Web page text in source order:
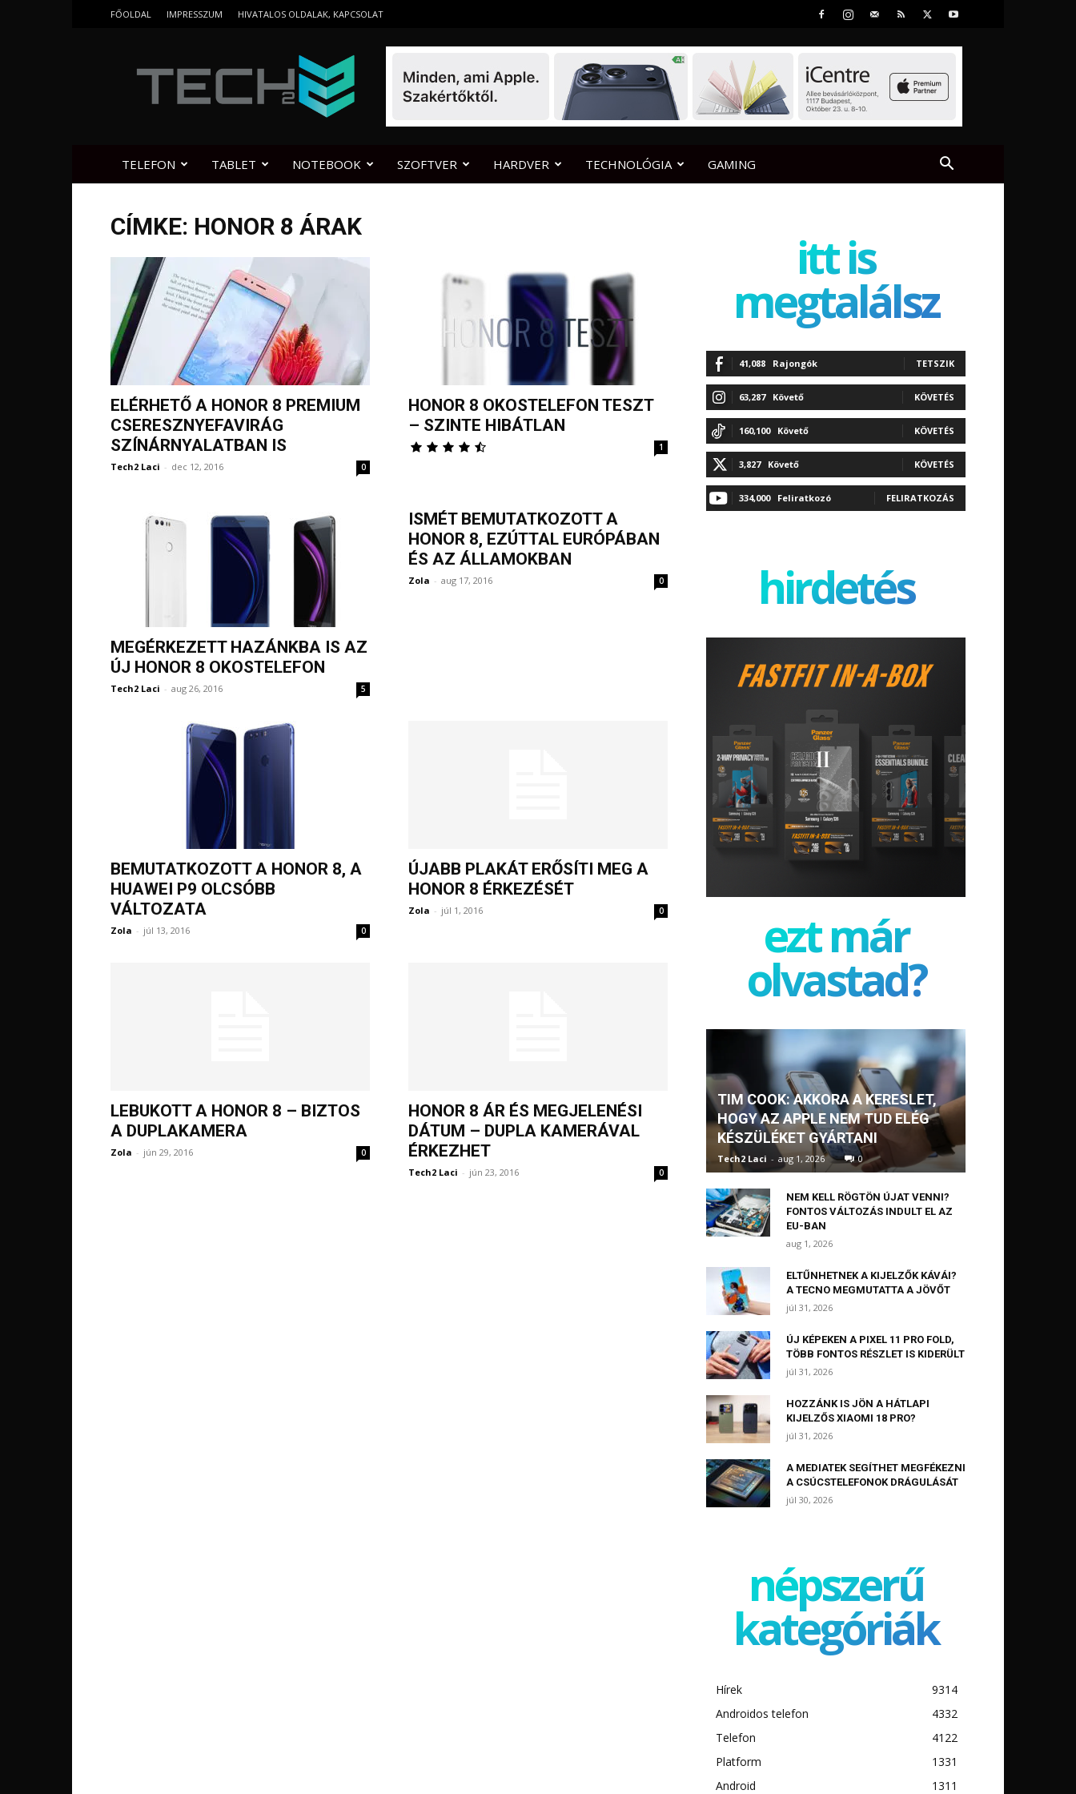
FŐOLDAL IMPRESSZUM HIVATALOS OLDALAK, KAPCSOLAT
TELEFON TABLET NOTEBOOK SZOFTVER HARDVER TECHNOLÓGIA GAMING
CÍMKE: HONOR 8 ÁRAK
ELÉRHETŐ A HONOR 8 PREMIUM
CSERESZNYEFAVIRÁG
SZÍNÁRNYALATBAN IS
Tech2 Laci - dec 12, 2016 0
HONOR 8 OKOSTELEFON TESZT
– SZINTE HIBÁTLAN
1
MEGÉRKEZETT HAZÁNKBA IS AZ
ÚJ HONOR 8 OKOSTELEFON
Tech2 Laci - aug 26, 2016 5
ISMÉT BEMUTATKOZOTT A
HONOR 8, EZÚTTAL EURÓPÁBAN
ÉS AZ ÁLLAMOKBAN
Zola - aug 17, 2016 0
BEMUTATKOZOTT A HONOR 8, A
HUAWEI P9 OLCSÓBB
VÁLTOZATA
Zola - júl 13, 2016 0
ÚJABB PLAKÁT ERŐSÍTI MEG A
HONOR 8 ÉRKEZÉSÉT
Zola - júl 1, 2016 0
LEBUKOTT A HONOR 8 – BIZTOS
A DUPLAKAMERA
Zola - jún 29, 2016 0
HONOR 8 ÁR ÉS MEGJELENÉSI
DÁTUM – DUPLA KAMERÁVAL
ÉRKEZHET
Tech2 Laci - jún 23, 2016 0
itt is
megtalálsz
41,088 Rajongók TETSZIK
63,287 Követő KÖVETÉS
160,100 Követő KÖVETÉS
3,827 Követő KÖVETÉS
334,000 Feliratkozó FELIRATKOZÁS
hirdetés
ezt már
olvastad?
TIM COOK: AKKORA A KERESLET,
HOGY AZ APPLE NEM TUD ELÉG
KÉSZÜLÉKET GYÁRTANI
Tech2 Laci - aug 1, 2026 0
NEM KELL RÖGTÖN ÚJAT VENNI?
FONTOS VÁLTOZÁS INDULT EL AZ
EU-BAN
aug 1, 2026
ELTŰNHETNEK A KIJELZŐK KÁVÁI?
A TECNO MEGMUTATTA A JÖVŐT
júl 31, 2026
ÚJ KÉPEKEN A PIXEL 11 PRO FOLD,
TÖBB FONTOS RÉSZLET IS KIDERÜLT
júl 31, 2026
HOZZÁNK IS JÖN A HÁTLAPI
KIJELZŐS XIAOMI 18 PRO?
júl 31, 2026
A MEDIATEK SEGÍTHET MEGFÉKEZNI
A CSÚCSTELEFONOK DRÁGULÁSÁT
júl 30, 2026
népszerű
kategóriák
Hírek
9314
Androidos telefon
4332
Telefon
4122
Platform
1331
Android
1311